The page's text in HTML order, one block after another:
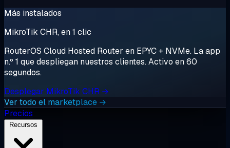
Más instalados
MikroTik CHR, en 1 clic
RouterOS Cloud Hosted Router en EPYC + NVMe. La app
n.º 1 que despliegan nuestros clientes. Activo en 60
segundos.
Desplegar MikroTik CHR →
Ver todo el marketplace →
Precios